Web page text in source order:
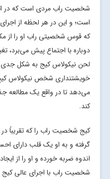
شخصیت راب مردی است که در
است؛ و این در هر لحظه از
که قوس شخصیتی راب او را از
دوباره با اجتماع پیش می‌برد،
لحن نیکولاس کیج به شکل جدی
خویشتنداری شخص نیکولاس کیج
می‌دهد تا در واقع یک مطالعه
کند.
کیج شخصیت راب را که تقریباً
گرفته و به او یک قلب دارای
اندوه ضربه خورده و او را از
شخصیت راب با اجرای عالی کیج